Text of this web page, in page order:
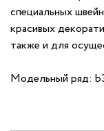
специальных
красивых
также и для
Модельный ряд: